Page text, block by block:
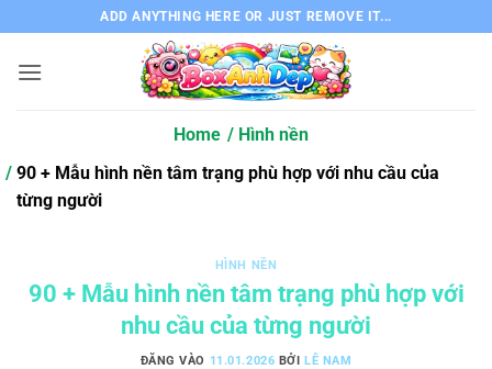
qua
nội
ADD ANYTHING HERE OR JUST REMOVE IT...
Home
Hình nền
90 + Mẫu hình nền tâm trạng phù hợp với nhu cầu của
từng người
HÌNH NỀN
90 + Mẫu hình nền tâm trạng phù hợp với
nhu cầu của từng người
ĐĂNG VÀO 11.01.2026 BỞILÊ NAM